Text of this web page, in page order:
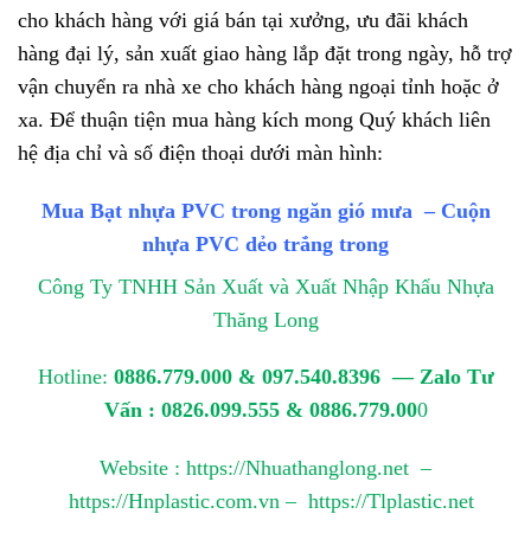
cho khách hàng với giá bán tại xưởng, ưu đãi khách
hàng đại lý, sản xuất giao hàng lắp đặt trong ngày, hỗ trợ
vận chuyển ra nhà xe cho khách hàng ngoại tỉnh hoặc ở
xa. Để thuận tiện mua hàng kích mong Quý khách liên
hệ địa chỉ và số điện thoại dưới màn hình:
Mua Bạt nhựa PVC trong ngăn gió mưa – Cuộn
nhựa PVC dẻo trắng trong
Công Ty TNHH Sản Xuất và Xuất Nhập Khẩu Nhựa
Thăng Long
Hotline: 0886.779.000 & 097.540.8396 — Zalo Tư
Vấn : 0826.099.555 & 0886.779.000
Website : https://Nhuathanglong.net –
https://Hnplastic.com.vn – https://Tlplastic.net